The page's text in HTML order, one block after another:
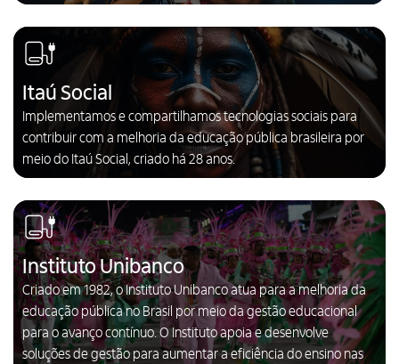
Itaú Social
Implementamos e compartilhamos tecnologias sociais para
contribuir com a melhoria da educação pública brasileira por
meio do Itaú Social, criado há 28 anos.
Instituto Unibanco
Criado em 1982, o Instituto Unibanco atua para a melhoria da
educação pública no Brasil por meio da gestão educacional
para o avanço contínuo. O Instituto apoia e desenvolve
soluções de gestão para aumentar a eficiência do ensino nas